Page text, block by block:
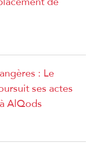
: Le
ses actes
AlQods